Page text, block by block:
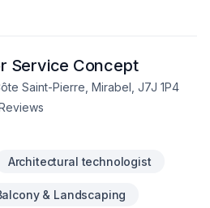
Service Concept
Saint-Pierre, Mirabel, J7J 1P4
Architectural technologist
& Landscaping